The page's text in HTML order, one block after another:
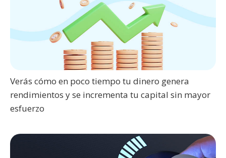
Verás cómo en poco tiempo tu dinero genera
rendimientos y se incrementa tu capital sin mayor
esfuerzo